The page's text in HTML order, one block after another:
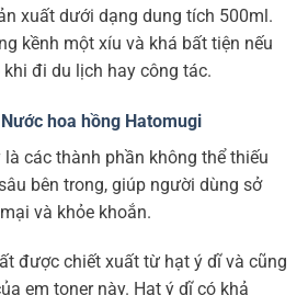
xuất dưới dạng dung tích 500ml.
kềnh một xíu và khá bất tiện nếu
đi du lịch hay công tác.
hoa hồng Hatomugi
các thành phần không thể thiếu
bên trong, giúp người dùng sở
và khỏe khoắn.
được chiết xuất từ hạt ý dĩ và cũng
em toner này. Hạt ý dĩ có khả